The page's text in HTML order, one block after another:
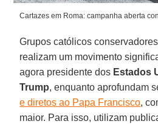
Cartazes em Roma: campanha aberta
Grupos católicos
realizam um movimento
agora presidente dos Estados
Trump, enquanto aprofundam
e diretos ao Papa Francisco,
maior. Para isso, utilizam